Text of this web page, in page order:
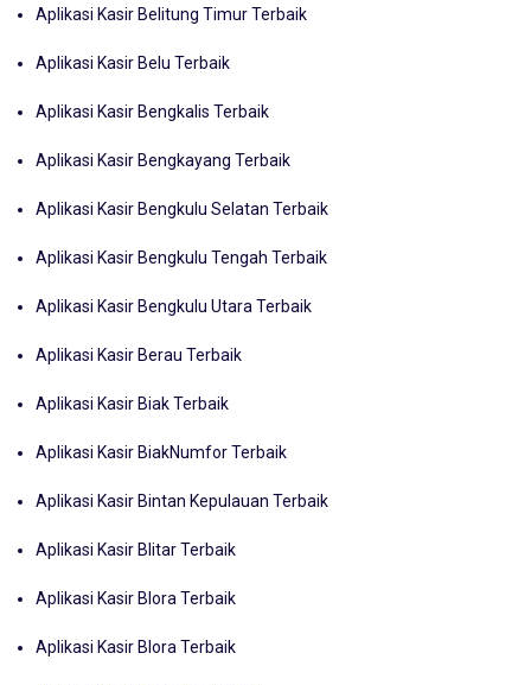
Aplikasi Kasir Belitung Timur Terbaik
Aplikasi Kasir Belu Terbaik
Aplikasi Kasir Bengkalis Terbaik
Aplikasi Kasir Bengkayang Terbaik
Aplikasi Kasir Bengkulu Selatan Terbaik
Aplikasi Kasir Bengkulu Tengah Terbaik
Aplikasi Kasir Bengkulu Utara Terbaik
Aplikasi Kasir Berau Terbaik
Aplikasi Kasir Biak Terbaik
Aplikasi Kasir BiakNumfor Terbaik
Aplikasi Kasir Bintan Kepulauan Terbaik
Aplikasi Kasir Blitar Terbaik
Aplikasi Kasir Blora Terbaik
Aplikasi Kasir Blora Terbaik